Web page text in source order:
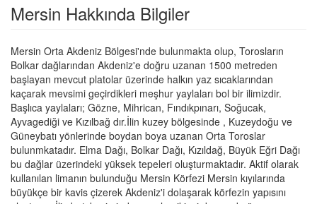
Mersin Hakkında Bilgiler
Mersin Orta Akdeniz Bölgesi'nde bulunmakta olup, Torosların
Bolkar dağlarından Akdeniz'e doğru uzanan 1500 metreden
başlayan mevcut platolar üzerinde halkın yaz sıcaklarından
kaçarak mevsimi geçirdikleri meşhur yaylaları bol bir ilimizdir.
Başlıca yaylaları; Gözne, Mihrican, Fındıkpınarı, Soğucak,
Ayvagediği ve Kızılbağ dır.İlin kuzey bölgesinde , Kuzeydoğu ve
Güneybatı yönlerinde boydan boya uzanan Orta Toroslar
bulunmkatadır. Elma Dağı, Bolkar Dağı, Kızıldağ, Büyük Eğri Dağı
bu dağlar üzerindeki yüksek tepeleri oluşturmaktadır. Aktif olarak
kullanılan limanın bulunduğu Mersin Körfezi Mersin kıyılarında
büyükçe bir kavis çizerek Akdeniz'i dolaşarak körfezin yapısını